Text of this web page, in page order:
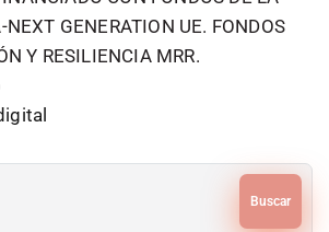
NEXT GENERATION UE. FONDOS
Y RESILIENCIA MRR.